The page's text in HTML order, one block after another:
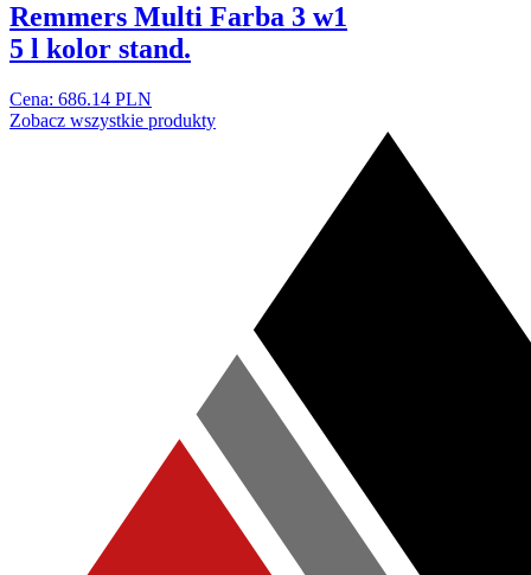
Remmers Multi Farba 3 w1
5 l kolor stand.
Cena: 686.14 PLN
Zobacz wszystkie produkty